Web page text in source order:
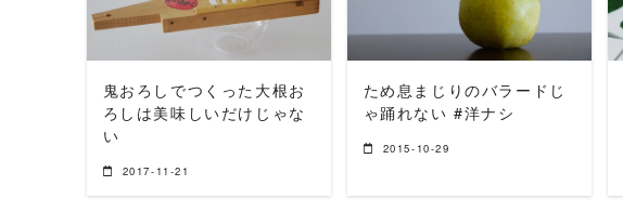
鬼おろしでつくった大根お
ろしは美味しいだけじゃな
い
2017-11-21
ため息まじりのバラードじ
ゃ踊れない #洋ナシ
2015-10-29